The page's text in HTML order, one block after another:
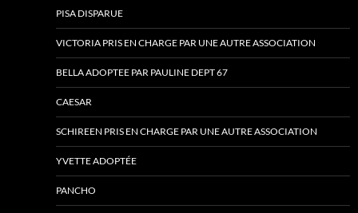
PISA DISPARUE
VICTORIA PRIS EN CHARGE PAR UNE AUTRE ASSOCIATION
BELLA ADOPTEE PAR PAULINE DEPT 67
CAESAR
SCHIREEN PRIS EN CHARGE PAR UNE AUTRE ASSOCIATION
YVETTE ADOPTÉE
PANCHO